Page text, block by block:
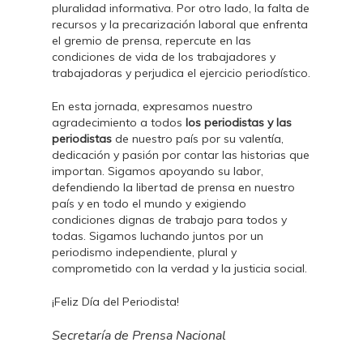
pluralidad informativa. Por otro lado, la falta de
recursos y la precarización laboral que enfrenta
el gremio de prensa, repercute en las
condiciones de vida de los trabajadores y
trabajadoras y perjudica el ejercicio periodístico.
En esta jornada, expresamos nuestro
agradecimiento a todos los periodistas y las
periodistas de nuestro país por su valentía,
dedicación y pasión por contar las historias que
importan. Sigamos apoyando su labor,
defendiendo la libertad de prensa en nuestro
país y en todo el mundo y exigiendo
condiciones dignas de trabajo para todos y
todas. Sigamos luchando juntos por un
periodismo independiente, plural y
comprometido con la verdad y la justicia social.
¡Feliz Día del Periodista!
Secretaría de Prensa Nacional